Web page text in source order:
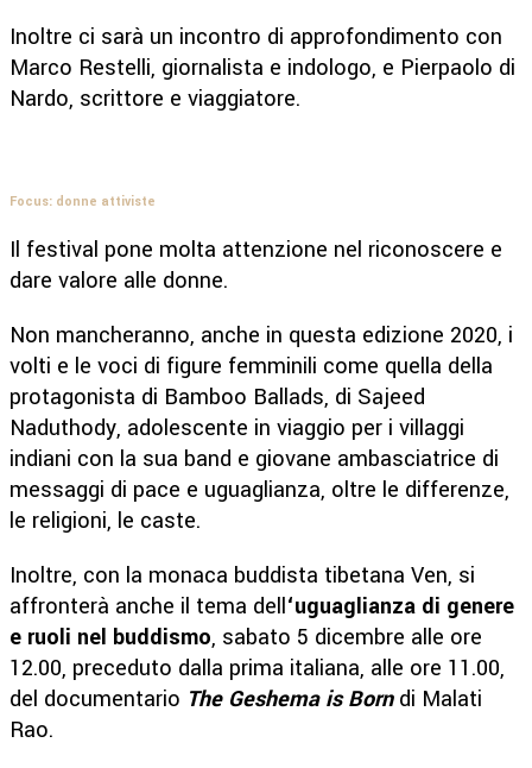
Inoltre ci sarà un incontro di approfondimento con
Marco Restelli, giornalista e indologo, e Pierpaolo di
Nardo, scrittore e viaggiatore.
Focus: donne attiviste
Il festival pone molta attenzione nel riconoscere e
dare valore alle donne.
Non mancheranno, anche in questa edizione 2020, i
volti e le voci di figure femminili come quella della
protagonista di Bamboo Ballads, di Sajeed
Naduthody, adolescente in viaggio per i villaggi
indiani con la sua band e giovane ambasciatrice di
messaggi di pace e uguaglianza, oltre le differenze,
le religioni, le caste.
Inoltre, con la monaca buddista tibetana Ven, si
affronterà anche il tema dell‘uguaglianza di genere
e ruoli nel buddismo, sabato 5 dicembre alle ore
12.00, preceduto dalla prima italiana, alle ore 11.00,
del documentario The Geshema is Born di Malati
Rao.